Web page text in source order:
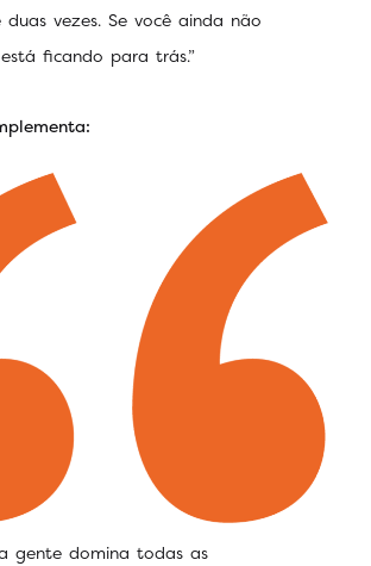
duas vezes. Se você ainda não
ficando para trás.”
gente domina todas as